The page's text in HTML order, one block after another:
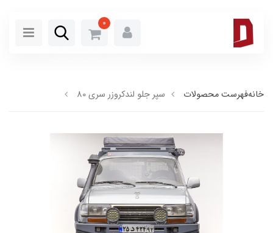
0
خانهفهرست محصولات سپر جلو لندکروزر سری 80